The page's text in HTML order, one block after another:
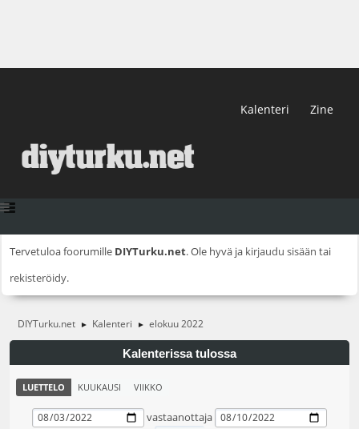
Kalenteri Zine
Tervetuloa foorumille DIYTurku.net. Ole hyvä ja kirjaudu sisään tai
rekisteröidy.
DIYTurku.net ► Kalenteri ► elokuu 2022
Kalenterissa tulossa
LUETTELO KUUKAUSI VIIKKO
vastaanottaja